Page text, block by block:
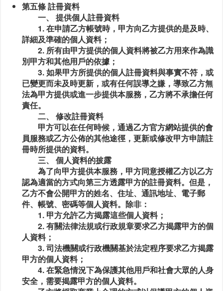
第五條 註冊資料
一、 提供個人註冊資料
1. 在申請乙方帳號時，甲方向乙方提供的是及時、
詳細及準確的個人資料；
2. 所有由甲方提供的個人資料將被乙方用來作為識
別甲方和其他用戶的依據；
3. 如果甲方所提供的個人註冊資料與事實不符，或
已變更而未及時更新，或有任何誤導之嫌，導致乙方無
法為甲方提供或進一步提供本服務，乙方將不承擔任何
責任。
二、 修改註冊資料
甲方可以在任何時候，通過乙方官方網站提供的會
員服務或乙方公佈的其他途徑，更新或修改甲方申請註
冊時所提供的資料。
三、 個人資料的披露
為了向甲方提供本服務，甲方同意授權乙方以乙方
認為適當的方式向第三方透露甲方的註冊資料。但是，
乙方不會公開甲方的姓名、住址、通訊地址、電子郵
件、帳號、密碼等個人資料。除非：
1. 甲方允許乙方揭露這些個人資料；
2. 有關法律法規或行政規章要求乙方揭露甲方的個
人資料；
3. 司法機關或行政機關基於法定程序要求乙方揭露
甲方的個人資料；
4. 在緊急情況下為保護其他用戶和社會大眾的人身
安全，需要揭露甲方的個人資料。